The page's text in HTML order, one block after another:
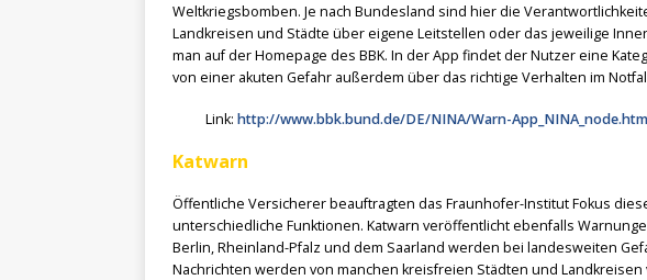
Weltkriegsbomben. Je nach Bundesland sind hier die
Landkreisen und Städte über eigene Leitstellen oder das jeweilige
man auf der Homepage des BBK. In der App findet der Nutzer eine
von einer akuten Gefahr außerdem über das richtige Verhalten im
Link: http://www.bbk.bund.de/DE/NINA/Warn-
Katwarn
Öffentliche Versicherer beauftragten das Fraunhofer-Institut Fokus
unterschiedliche Funktionen. Katwarn veröffentlicht ebenfalls
Berlin, Rheinland-Pfalz und dem Saarland werden bei landesweiten
Nachrichten werden von manchen kreisfreien Städten und